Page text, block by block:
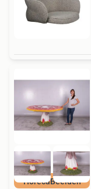
HorecaBeelden